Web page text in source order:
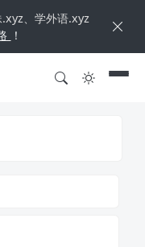
、学外语.xyz
！